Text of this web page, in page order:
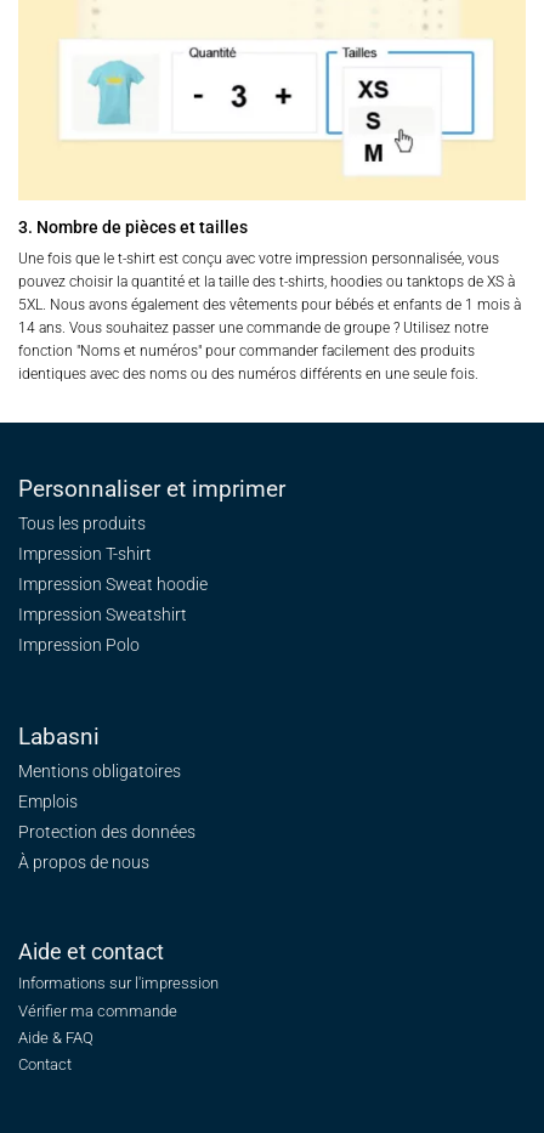
3. Nombre de pièces et tailles
Une fois que le t-shirt est conçu avec votre impression personnalisée, vous
pouvez choisir la quantité et la taille des t-shirts, hoodies ou tanktops de XS à
5XL. Nous avons également des vêtements pour bébés et enfants de 1 mois à
14 ans. Vous souhaitez passer une commande de groupe ? Utilisez notre
fonction "Noms et numéros" pour commander facilement des produits
identiques avec des noms ou des numéros différents en une seule fois.
Personnaliser et imprimer
Tous les produits
Impression T-shirt
Impression Sweat hoodie
Impression Sweatshirt
Impression Polo
Labasni
Mentions obligatoires
Emplois
Protection des données
À propos de nous
Aide et contact
Informations sur l'impression
Vérifier ma commande
Aide & FAQ
Contact